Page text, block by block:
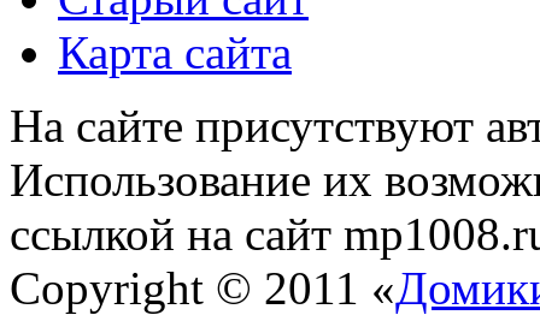
Карта сайта
На сайте присутствуют
Использование их
ссылкой на сайт
Copyright © 2011 «